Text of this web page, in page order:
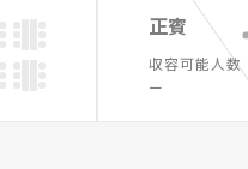
正賓
収容可能人数
ー